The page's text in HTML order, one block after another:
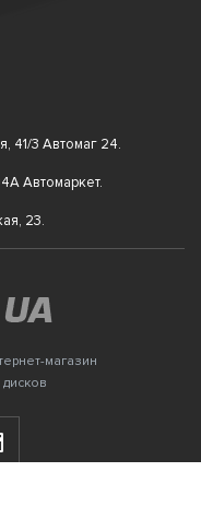
41/3 Автомаг 24.
Автомаркет.
23.
магазин